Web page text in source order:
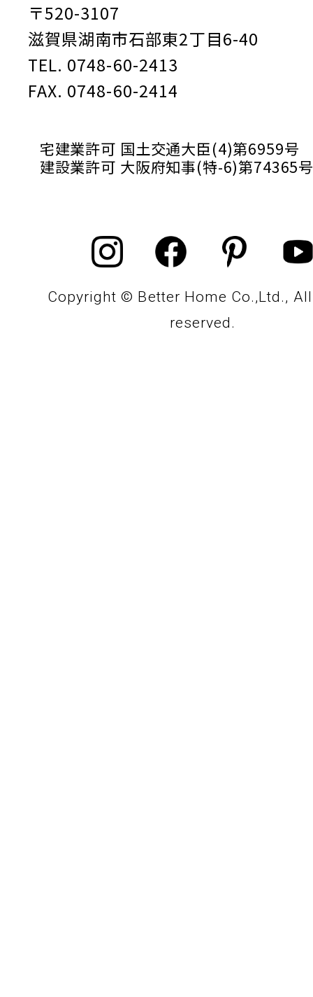
〒520-3107
滋賀県湖南市石部東2丁目6-40
TEL. 0748-60-2413
FAX. 0748-60-2414
宅建業許可 国土交通大臣(4)第6959号
建設業許可 大阪府知事(特-6)第74365
Copyright © Better Home Co.,Ltd.,
reserved.